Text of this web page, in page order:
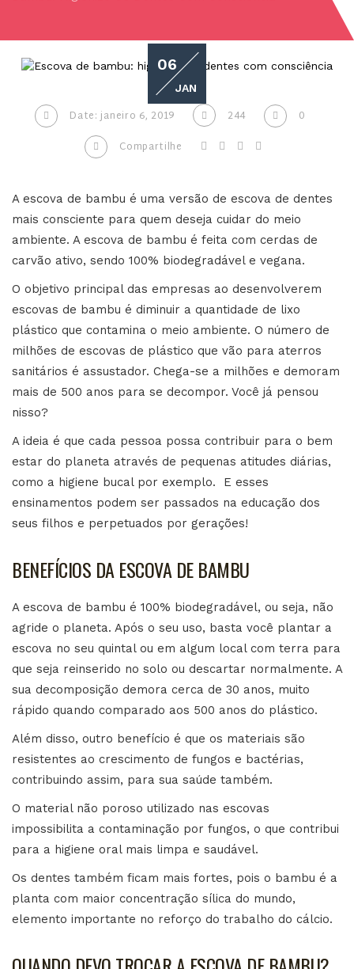
06
JAN
Date: janeiro 6, 2019 244
0
Compartilhe
A escova de bambu é uma versão de escova de dentes
mais consciente para quem deseja cuidar do meio
ambiente. A escova de bambu é feita com cerdas de
carvão ativo, sendo 100% biodegradável e vegana.
O objetivo principal das empresas ao desenvolverem
escovas de bambu é diminuir a quantidade de lixo
plástico que contamina o meio ambiente. O número de
milhões de escovas de plástico que vão para aterros
sanitários é assustador. Chega-se a milhões e demoram
mais de 500 anos para se decompor. Você já pensou
nisso?
A ideia é que cada pessoa possa contribuir para o bem
estar do planeta através de pequenas atitudes diárias,
como a higiene bucal por exemplo. E esses
ensinamentos podem ser passados na educação dos
seus filhos e perpetuados por gerações!
BENEFÍCIOS DA ESCOVA DE BAMBU
A escova de bambu é 100% biodegradável, ou seja, não
agride o planeta. Após o seu uso, basta você plantar a
escova no seu quintal ou em algum local com terra para
que seja reinserido no solo ou descartar normalmente. A
sua decomposição demora cerca de 30 anos, muito
rápido quando comparado aos 500 anos do plástico.
Além disso, outro benefício é que os materiais são
resistentes ao crescimento de fungos e bactérias,
contribuindo assim, para sua saúde também.
O material não poroso utilizado nas escovas
impossibilita a contaminação por fungos, o que contribui
para a higiene oral mais limpa e saudável.
Os dentes também ficam mais fortes, pois o bambu é a
planta com maior concentração sílica do mundo,
elemento importante no reforço do trabalho do cálcio.